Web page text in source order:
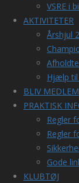
VSRE i
AKTIVITETER
Årshjul
Hjælp
BLIV MEDLEM
PRAKTISK
Regler
Regler
Gode
KLUBTØJ